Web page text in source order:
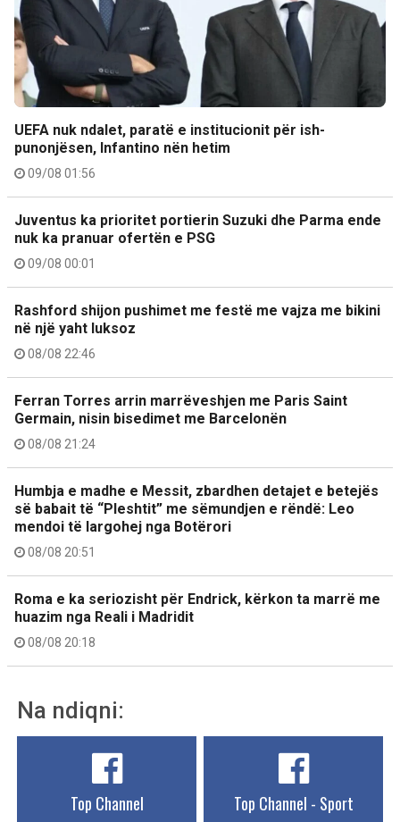
UEFA nuk ndalet, paratë e institucionit për ish-
punonjësen, Infantino nën hetim
09/08 01:56
Juventus ka prioritet portierin Suzuki dhe Parma ende
nuk ka pranuar ofertën e PSG
09/08 00:01
Rashford shijon pushimet me festë me vajza me bikini
në një yaht luksoz
08/08 22:46
Ferran Torres arrin marrëveshjen me Paris Saint
Germain, nisin bisedimet me Barcelonën
08/08 21:24
Humbja e madhe e Messit, zbardhen detajet e betejës
së babait të “Pleshtit” me sëmundjen e rëndë: Leo
mendoi të largohej nga Botërori
08/08 20:51
Roma e ka seriozisht për Endrick, kërkon ta marrë me
huazim nga Reali i Madridit
08/08 20:18
Na ndiqni:
Top Channel Top Channel - Sport